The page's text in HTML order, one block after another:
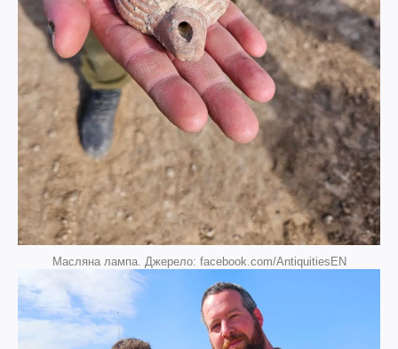
Масляна лампа. Джерело: facebook.com/AntiquitiesEN